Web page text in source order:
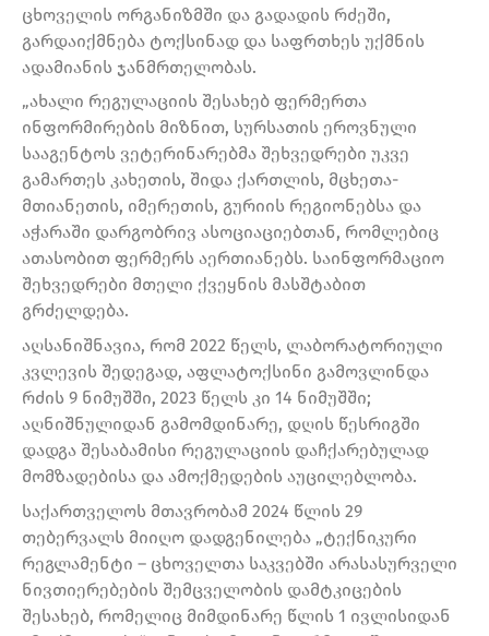
ცხოველის ორგანიზმში და გადადის რძეში,
გარდაიქმნება ტოქსინად და საფრთხეს უქმნის
ადამიანის ჯანმრთელობას.
„ახალი რეგულაციის შესახებ ფერმერთა
ინფორმირების მიზნით, სურსათის ეროვნული
სააგენტოს ვეტერინარებმა შეხვედრები უკვე
გამართეს კახეთის, შიდა ქართლის, მცხეთა-
მთიანეთის, იმერეთის, გურიის რეგიონებსა და
აჭარაში დარგობრივ ასოციაციებთან, რომლებიც
ათასობით ფერმერს აერთიანებს. საინფორმაციო
შეხვედრები მთელი ქვეყნის მასშტაბით
გრძელდება.
აღსანიშნავია, რომ 2022 წელს, ლაბორატორიული
კვლევის შედეგად, აფლატოქსინი გამოვლინდა
რძის 9 ნიმუშში, 2023 წელს კი 14 ნიმუშში;
აღნიშნულიდან გამომდინარე, დღის წესრიგში
დადგა შესაბამისი რეგულაციის დაჩქარებულად
მომზადებისა და ამოქმედების აუცილებლობა.
საქართველოს მთავრობამ 2024 წლის 29
თებერვალს მიიღო დადგენილება „ტექნიკური
რეგლამენტი – ცხოველთა საკვებში არასასურველი
ნივთიერებების შემცველობის დამტკიცების
შესახებ, რომელიც მიმდინარე წლის 1 ივლისიდან